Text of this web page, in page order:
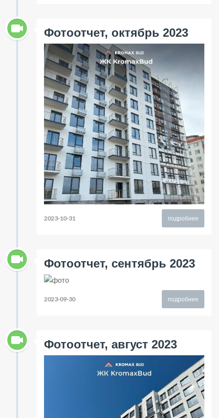
Фотоотчет, октябрь 2023
подробнее
2023-10-31
Фотоотчет, сентябрь 2023
подробнее
2023-09-30
Фотоотчет, август 2023